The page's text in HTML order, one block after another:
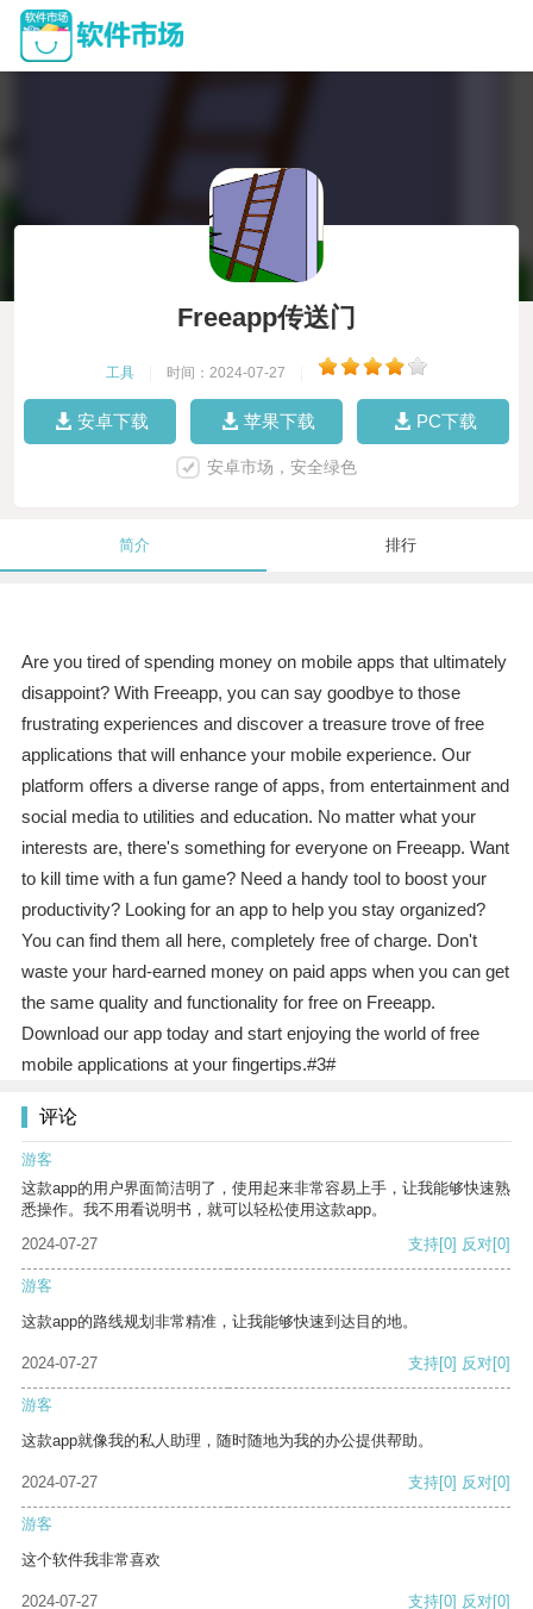
Freeapp传送门
工具 时间：2024-07-27
安卓下载 苹果下载 PC下载
安卓市场，安全绿色
简介 排行
Are you tired of spending money on mobile apps that ultimately
disappoint? With Freeapp, you can say goodbye to those
frustrating experiences and discover a treasure trove of free
applications that will enhance your mobile experience. Our
platform offers a diverse range of apps, from entertainment and
social media to utilities and education. No matter what your
interests are, there's something for everyone on Freeapp. Want
to kill time with a fun game? Need a handy tool to boost your
productivity? Looking for an app to help you stay organized?
You can find them all here, completely free of charge. Don't
waste your hard-earned money on paid apps when you can get
the same quality and functionality for free on Freeapp.
Download our app today and start enjoying the world of free
mobile applications at your fingertips.#3#
评论
游客
这款app的用户界面简洁明了，使用起来非常容易上手，让我能够快速熟
悉操作。我不用看说明书，就可以轻松使用这款app。
2024-07-27
支持[0] 反对[0]
游客
这款app的路线规划非常精准，让我能够快速到达目的地。
2024-07-27 支持[0] 反对[0]
游客
这款app就像我的私人助理，随时随地为我的办公提供帮助。
2024-07-27 支持[0] 反对[0]
游客
这个软件我非常喜欢
2024-07-27 支持[0] 反对[0]